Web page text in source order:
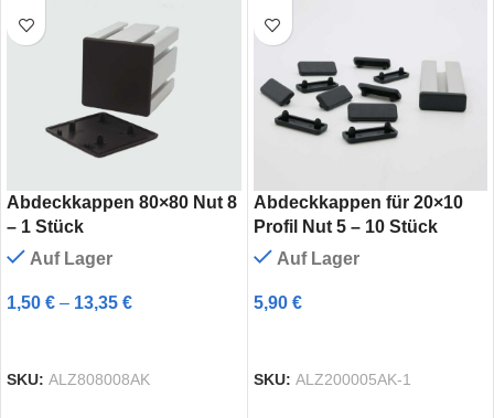
Abdeckkappen 80×80 Nut 8
– 1 Stück
Auf Lager
1,50 € – 13,35 €
SKU: ALZ808008AK
Abdeckkappen für 20×10
Profil Nut 5 – 10 Stück
Auf Lager
5,90 €
SKU: ALZ200005AK-1